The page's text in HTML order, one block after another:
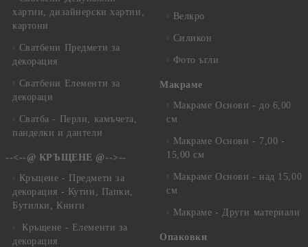
хартии, дизайнерски хартии,
картони
Сватбени Предмети за
декорация
Сватбени Елементи за
декораци
Сватба - Перли, камъчета,
панделки и дантели
--<--@ КРЪЩЕНЕ @-->--
Кръщене - Предмети за
декорация - Кутии, Папки,
Бутилки, Книги
Кръщене - Елементи за
декорация
Велкро
Силикон
Фото ъгли
Макраме
Макраме Основи - до 6,00
см
Макраме Основи - 7,00 -
15,00 см
Макраме Основи - над 15,00
см
Макраме - Други материали
Опаковки